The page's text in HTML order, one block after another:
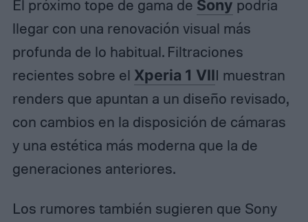
El próximo tope de gama de Sony podría
llegar con una renovación visual más
profunda de lo habitual. Filtraciones
recientes sobre el Xperia 1 VIII muestran
renders que apuntan a un diseño revisado,
con cambios en la disposición de cámaras
y una estética más moderna que la de
generaciones anteriores.
Los rumores también sugieren que Sony